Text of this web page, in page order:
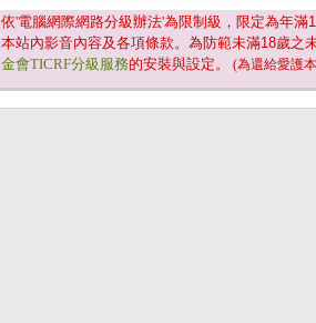
依'電腦網際網路分級辦法'為限制級，限定為年滿
本站內影音內容及各項條款。為防範未滿18歲之
金會TICRF分級服務的安裝與設定。 (為還給愛護